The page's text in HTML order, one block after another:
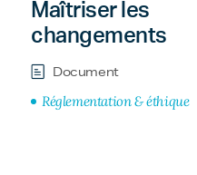
Maîtriser les
changements
Document
Réglementation & éthique